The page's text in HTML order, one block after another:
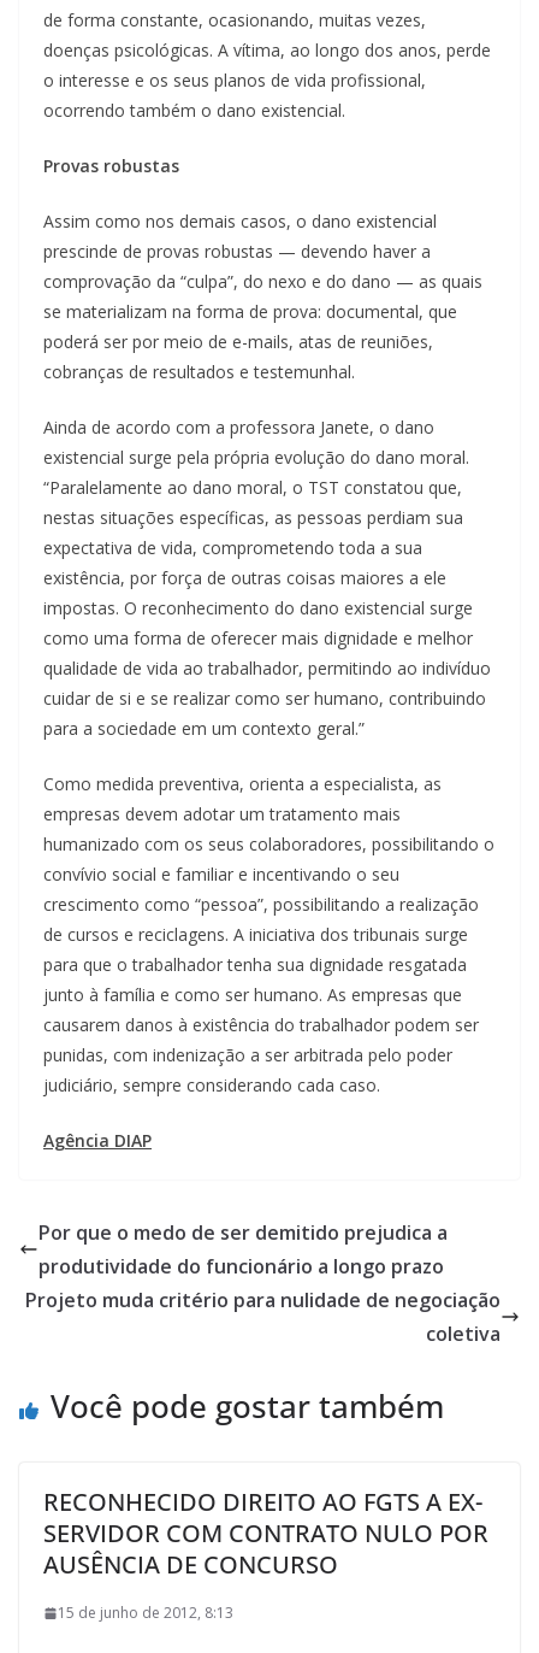
de forma constante, ocasionando, muitas vezes,
doenças psicológicas. A vítima, ao longo dos anos, perde
o interesse e os seus planos de vida profissional,
ocorrendo também o dano existencial.
Provas robustas
Assim como nos demais casos, o dano existencial
prescinde de provas robustas — devendo haver a
comprovação da “culpa”, do nexo e do dano — as quais
se materializam na forma de prova: documental, que
poderá ser por meio de e-mails, atas de reuniões,
cobranças de resultados e testemunhal.
Ainda de acordo com a professora Janete, o dano
existencial surge pela própria evolução do dano moral.
“Paralelamente ao dano moral, o TST constatou que,
nestas situações específicas, as pessoas perdiam sua
expectativa de vida, comprometendo toda a sua
existência, por força de outras coisas maiores a ele
impostas. O reconhecimento do dano existencial surge
como uma forma de oferecer mais dignidade e melhor
qualidade de vida ao trabalhador, permitindo ao indivíduo
cuidar de si e se realizar como ser humano, contribuindo
para a sociedade em um contexto geral.”
Como medida preventiva, orienta a especialista, as
empresas devem adotar um tratamento mais
humanizado com os seus colaboradores, possibilitando o
convívio social e familiar e incentivando o seu
crescimento como “pessoa”, possibilitando a realização
de cursos e reciclagens. A iniciativa dos tribunais surge
para que o trabalhador tenha sua dignidade resgatada
junto à família e como ser humano. As empresas que
causarem danos à existência do trabalhador podem ser
punidas, com indenização a ser arbitrada pelo poder
judiciário, sempre considerando cada caso.
Agência DIAP
Por que o medo de ser demitido prejudica a
produtividade do funcionário a longo prazo
Projeto muda critério para nulidade de negociação
coletiva
Você pode gostar também
RECONHECIDO DIREITO AO FGTS A EX-
SERVIDOR COM CONTRATO NULO POR
AUSÊNCIA DE CONCURSO
15 de junho de 2012, 8:13